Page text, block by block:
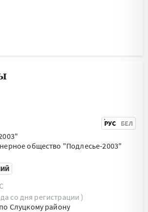
РУС БЕЛ
общество "Подлесье-2003"
со дня регистрации )
Слуцкому району